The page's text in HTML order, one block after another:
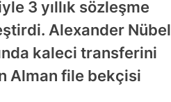
3 yıllık sözleşme
Alexander Nübel
kaleci transferini
Alman file bekçisi